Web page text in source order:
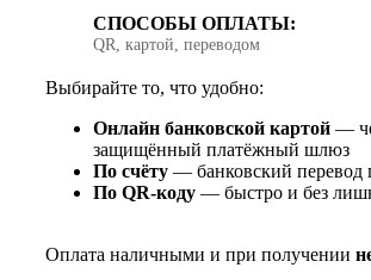
СПОСОБЫ ОПЛАТЫ:
QR, картой, переводом
Выбирайте то, что удобно:
Онлайн банковской картой —
защищённый платёжный шлюз
По счёту — банковский перевод
По QR‑коду — быстро и без
Оплата наличными и при получении